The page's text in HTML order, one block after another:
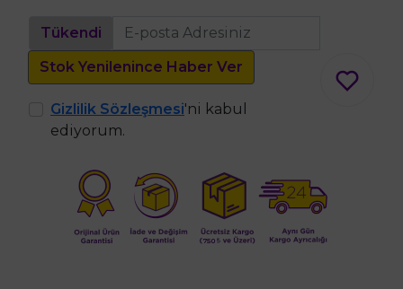
Tükendi
Stok Yenilenince Haber Ver
Gizlilik Sözleşmesi'ni kabul
ediyorum.